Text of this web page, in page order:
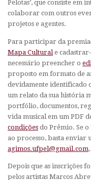
Pelotas’, que consiste em
colaborar com outros
projetos e agentes.
Para participar da
Mapa Cultural e
necessário preencher o
proposto em formato de
devidamente identificado
um relato da sua história
portfólio, documentos,
vida musical em um PDF
condições do Prêmio. Se
ao processo, basta enviar
agimos.ufpel@gmail.com
Depois que as inscrições
pelos artistas Marcos